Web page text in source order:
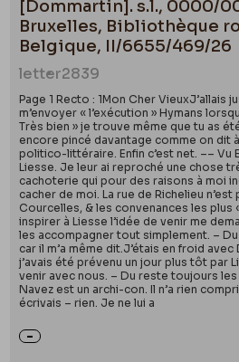
[Dommartin]. s.l., 0000/
Bruxelles, Bibliothèque
Belgique, II/6655/469/26
letter2839
Page 1 Recto : 1Mon Cher VieuxJ’allais
m’envoyer « l’exécution » Hymans
Très bien » je trouve même que tu as
encore pincé davantage comme on dit
politico-littéraire. Enfin c’est net. –– Vu
Liesse. Je leur ai reproché une chose
cachoterie qui pour des raisons à moi
cacher de moi. La rue de Richelieu n’est
Courcelles, & les convenances les plus
inspirer à Liesse l’idée de venir me
les accompagner tout simplement. –
car il m’a même dit.J’étais en froid
j’avais été prévenu un jour plus tôt par
venir avec nous. – Du reste toujours
Navez est un archi-con. Il n’a rien
écrivais – rien. Je ne lui a